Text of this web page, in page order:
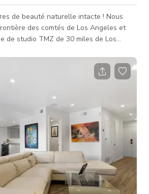
de beauté naturelle intacte ! Nous
des comtés de Los Angeles et
de studio TMZ de 30 miles de Los
de la plage d'État El Matador
Hwy (PCH). Toutes les
: • Vues montagneuses à 300 degrés
foncé au vert clair, dans un canyon
sentie